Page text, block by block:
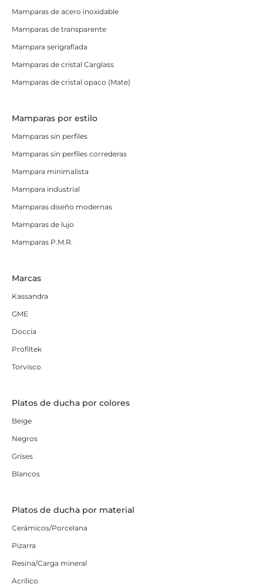
Mamparas de acero inoxidable
Mamparas de transparente
Mampara serigrafiada
Mamparas de cristal Carglass
Mamparas de cristal opaco (Mate)
Mamparas por estilo
Mamparas sin perfiles
Mamparas sin perfiles correderas
Mampara minimalista
Mampara industrial
Mamparas diseño modernas
Mamparas de lujo
Mamparas P.M.R.
Marcas
Kassandra
GME
Doccia
Profiltek
Torvisco
Platos de ducha por colores
Beige
Negros
Grises
Blancos
Platos de ducha por material
Cerámicos/Porcelana
Pizarra
Resina/Carga mineral
Acrílico